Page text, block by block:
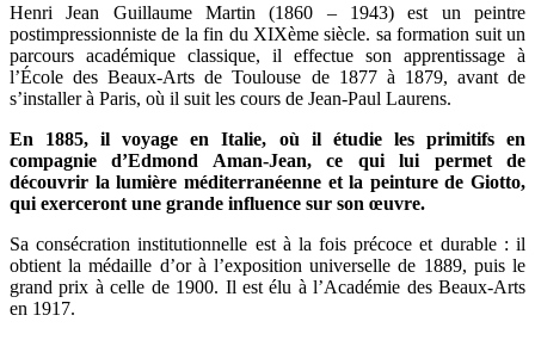
Henri Jean Guillaume Martin (1860 – 1943) est un peintre
postimpressionniste de la fin du XIXème siècle. sa formation suit un
parcours académique classique, il effectue son apprentissage à
l’École des Beaux-Arts de Toulouse de 1877 à 1879, avant de
s’installer à Paris, où il suit les cours de Jean-Paul Laurens.
En 1885, il voyage en Italie, où il étudie les primitifs en
compagnie d’Edmond Aman-Jean, ce qui lui permet de
découvrir la lumière méditerranéenne et la peinture de Giotto,
qui exerceront une grande influence sur son œuvre.
Sa consécration institutionnelle est à la fois précoce et durable : il
obtient la médaille d’or à l’exposition universelle de 1889, puis le
grand prix à celle de 1900. Il est élu à l’Académie des Beaux-Arts
en 1917.